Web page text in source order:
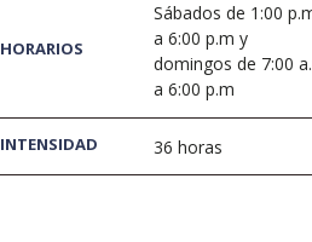
HORARIOS
Sábados de 1:00
a 6:00 p.m y
domingos de 7:00
a 6:00 p.m
INTENSIDAD 36 horas